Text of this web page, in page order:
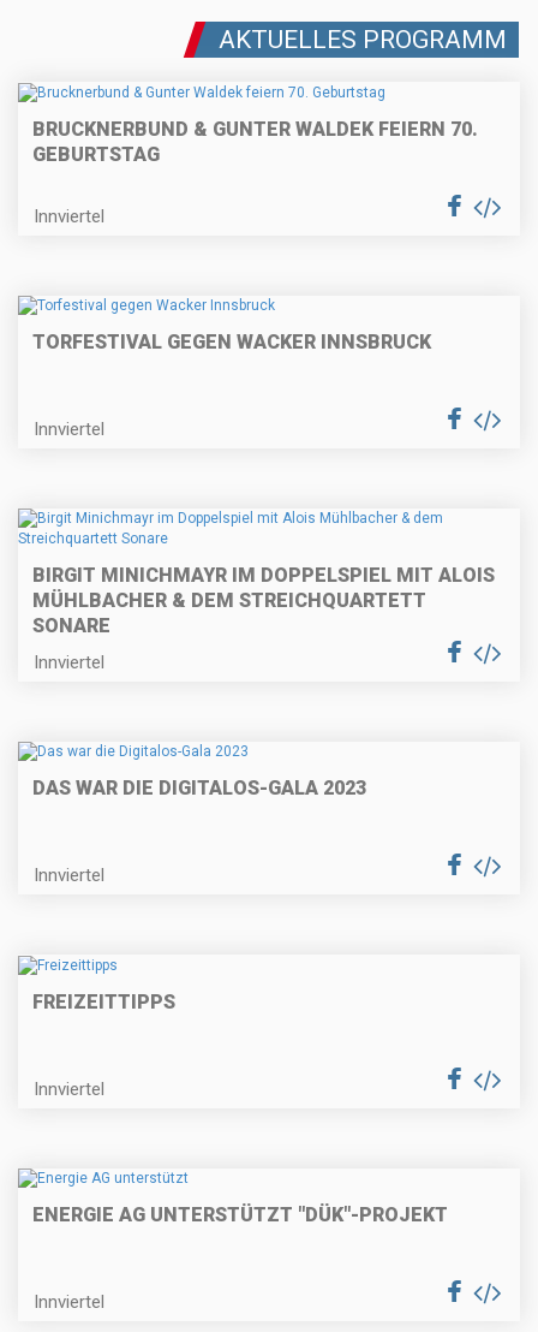
AKTUELLES PROGRAMM
BRUCKNERBUND & GUNTER WALDEK FEIERN 70.
GEBURTSTAG
Innviertel
TORFESTIVAL GEGEN WACKER INNSBRUCK
Innviertel
BIRGIT MINICHMAYR IM DOPPELSPIEL MIT ALOIS
MÜHLBACHER & DEM STREICHQUARTETT
SONARE
Innviertel
DAS WAR DIE DIGITALOS-GALA 2023
Innviertel
FREIZEITTIPPS
Innviertel
ENERGIE AG UNTERSTÜTZT "DÜK"-PROJEKT
Innviertel